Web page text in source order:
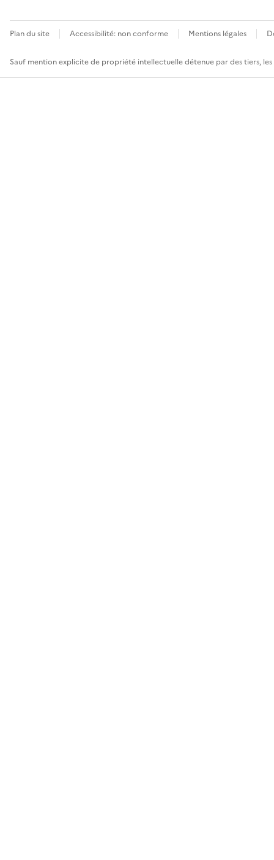
Plan du site Accessibilité: non conforme Mentions légales
Sauf mention explicite de propriété intellectuelle détenue par des tiers,